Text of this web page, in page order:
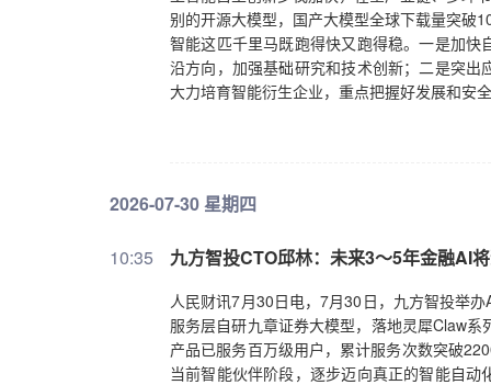
别的开源大模型，国产大模型全球下载量突破
智能这匹千里马既跑得快又跑得稳。一是加
沿方向，加强基础研究和技术创新；二是突
大力培育智能衍生企业，重点把握好发展和安
2026-07-30 星期四
10:35 九方智投CTO邱林：未来3～5年金融AI
人民财讯7月30日电，7月30日，九方智投举
服务层自研九章证券大模型，落地灵犀Claw
产品已服务百万级用户，累计服务次数突破
当前智能伙伴阶段，逐步迈向真正的智能自